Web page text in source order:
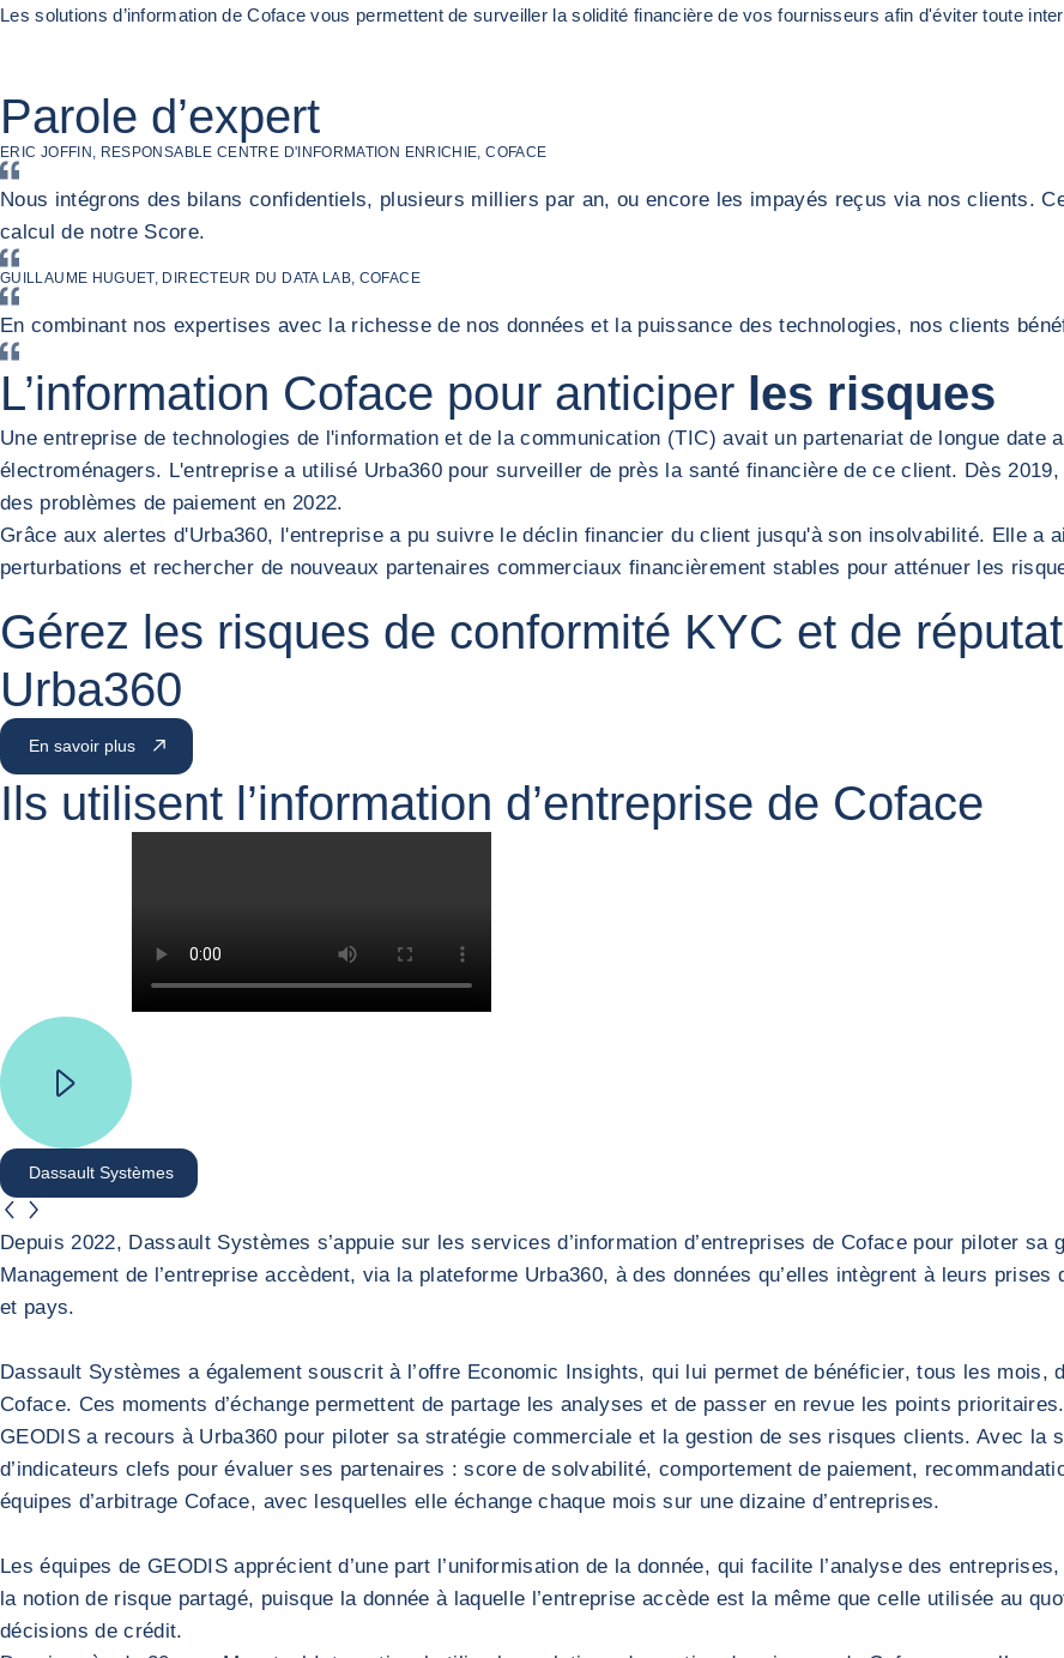
Les solutions d’information de Coface vous permettent de surveiller la solidité financière de vos fournisseurs afin d'éviter toute
Parole d’expert
ERIC JOFFIN, RESPONSABLE CENTRE D'INFORMATION ENRICHIE, COFACE
Nous intégrons des bilans confidentiels, plusieurs milliers par an, ou encore les impayés reçus via nos clients.
calcul de notre Score.
GUILLAUME HUGUET, DIRECTEUR DU DATA LAB, COFACE
En combinant nos expertises avec la richesse de nos données et la puissance des technologies, nos clients
L’information Coface pour anticiper les risques
Une entreprise de technologies de l'information et de la communication (TIC) avait un partenariat de longue date
électroménagers. L'entreprise a utilisé Urba360 pour surveiller de près la santé financière de ce client. Dès
des problèmes de paiement en 2022.
Grâce aux alertes d'Urba360, l'entreprise a pu suivre le déclin financier du client jusqu'à son insolvabilité. Elle a
perturbations et rechercher de nouveaux partenaires commerciaux financièrement stables pour atténuer les
Gérez les risques de conformité KYC et de
Urba360
En savoir plus
Ils utilisent l’information d’entreprise de Coface
Dassault Systèmes
button.previous
Dassault Systèmes
Depuis 2022, Dassault Systèmes s’appuie sur les services d’information d’entreprises de Coface pour piloter
Management de l’entreprise accèdent, via la plateforme Urba360, à des données qu’elles intègrent à leurs
et pays.
Dassault Systèmes a également souscrit à l’offre Economic Insights, qui lui permet de bénéficier, tous les mois,
Coface. Ces moments d’échange permettent de partage les analyses et de passer en revue les points prioritaires.
Retour à la Dassault Systèmes
GEODIS
GEODIS a recours à Urba360 pour piloter sa stratégie commerciale et la gestion de ses risques clients. Avec la
d’indicateurs clefs pour évaluer ses partenaires : score de solvabilité, comportement de paiement,
équipes d’arbitrage Coface, avec lesquelles elle échange chaque mois sur une dizaine d’entreprises.
Les équipes de GEODIS apprécient d’une part l’uniformisation de la donnée, qui facilite l’analyse des
la notion de risque partagé, puisque la donnée à laquelle l’entreprise accède est la même que celle utilisée au
décisions de crédit.